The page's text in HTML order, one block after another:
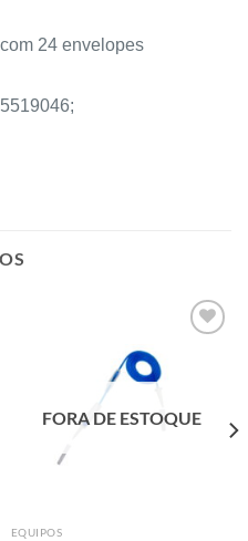
24 envelopes
FORA DE ESTOQUE
EQUIPOS